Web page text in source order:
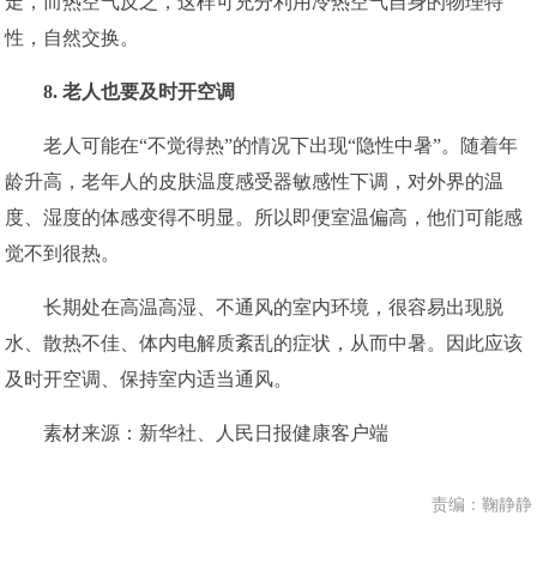
性，自然交换。
8. 老人也要及时开空调
老人可能在“不觉得热”的情况下出现“隐性中暑”。随着年
龄升高，老年人的皮肤温度感受器敏感性下调，对外界的温
度、湿度的体感变得不明显。所以即便室温偏高，他们可能感
觉不到很热。
长期处在高温高湿、不通风的室内环境，很容易出现脱
水、散热不佳、体内电解质紊乱的症状，从而中暑。因此应该
及时开空调、保持室内适当通风。
素材来源：新华社、人民日报健康客户端
责编：鞠静静